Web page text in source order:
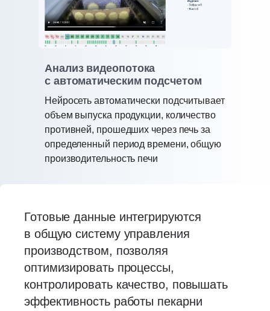
Анализ видеопотока
с автоматическим подсчетом
Нейросеть автоматически подсчитывает
объем выпуска продукции, количество
противней, прошедших через печь за
определенный период времени, общую
производительность печи
Готовые данные интегрируются
в общую систему управления
производством, позволяя
оптимизировать процессы,
контролировать качество, повышать
эффективность работы пекарни